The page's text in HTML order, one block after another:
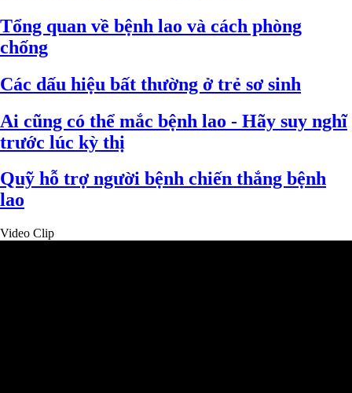
Tổng quan về bệnh lao và cách phòng
chống
Các dấu hiệu bất thường ở trẻ sơ sinh
Ai cũng có thể mắc bệnh lao - Hãy suy nghĩ
trước lúc kỳ thị
Quỹ hỗ trợ người bệnh chiến thắng bệnh
lao
Video Clip